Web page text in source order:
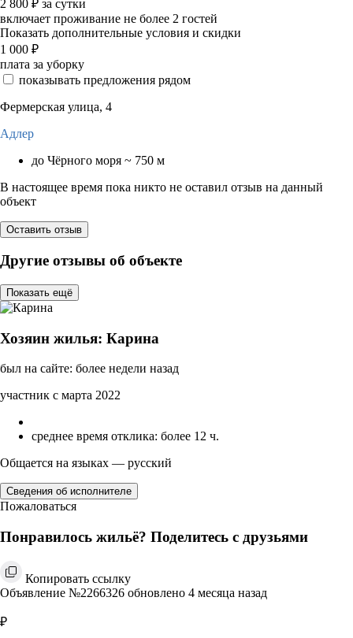
2 800 ₽ за сутки
включает проживание не более 2 гостей
Показать дополнительные условия и скидки
1 000 ₽
плата за уборку
показывать предложения рядом
Фермерская улица, 4
Адлер
до Чёрного моря ~ 750 м
В настоящее время пока никто не оставил отзыв на данный
объект
Оставить отзыв
Другие отзывы об объекте
Показать ещё
Хозяин жилья: Карина
был на сайте: более недели назад
участник с марта 2022
среднее время отклика: более 12 ч.
Общается на языках — русский
Сведения об исполнителе
Пожаловаться
Понравилось жильё? Поделитесь с друзьями
Копировать ссылку
Объявление №2266326 обновлено 4 месяца назад
₽